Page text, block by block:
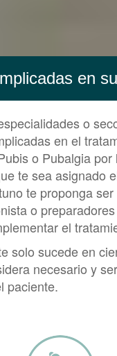
en
o
en el
o Pubalgia por
te sea asignado
te proponga
o
el
solo sucede en
necesario y
paciente.